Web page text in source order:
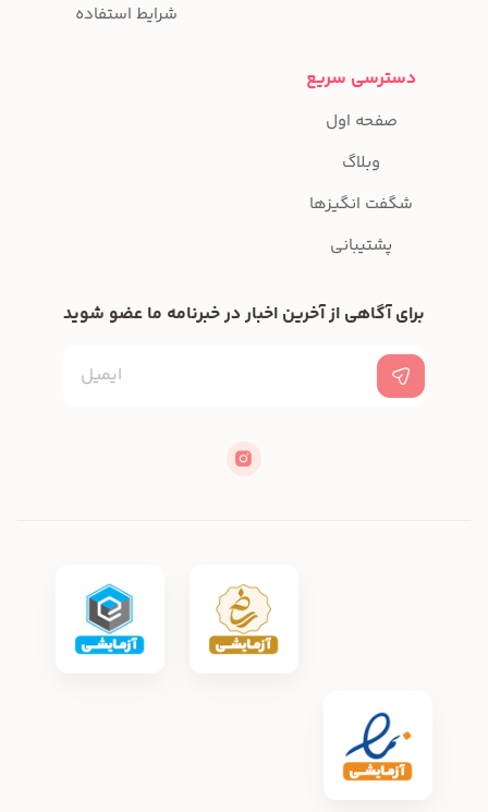
شرایط استفاده
دسترسی سریع
صفحه اول
وبلاگ
شگفت انگیزها
پشتیبانی
برای آگاهی از آخرین اخبار در خبرنامه ما عضو شوید